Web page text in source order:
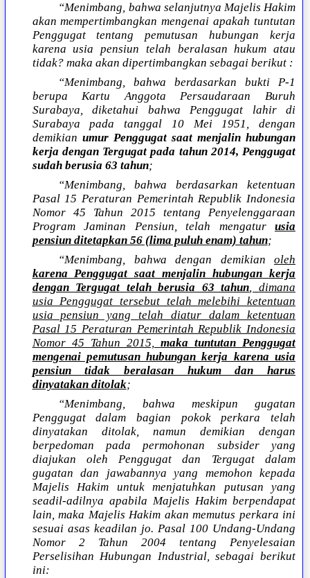
“Menimbang, bahwa selanjutnya Majelis Hakim
akan mempertimbangkan mengenai apakah tuntutan
Penggugat tentang pemutusan hubungan kerja
karena usia pensiun telah beralasan hukum atau
tidak? maka akan dipertimbangkan sebagai berikut :
“Menimbang, bahwa berdasarkan bukti P-1
berupa Kartu Anggota Persaudaraan Buruh
Surabaya, diketahui bahwa Penggugat lahir di
Surabaya pada tanggal 10 Mei 1951, dengan
demikian umur Penggugat saat menjalin hubungan
kerja dengan Tergugat pada tahun 2014, Penggugat
sudah berusia 63 tahun;
“Menimbang, bahwa berdasarkan ketentuan
Pasal 15 Peraturan Pemerintah Republik Indonesia
Nomor 45 Tahun 2015 tentang Penyelenggaraan
Program Jaminan Pensiun, telah mengatur usia
pensiun ditetapkan 56 (lima puluh enam) tahun;
“Menimbang, bahwa dengan demikian oleh
karena Penggugat saat menjalin hubungan kerja
dengan Tergugat telah berusia 63 tahun, dimana
usia Penggugat tersebut telah melebihi ketentuan
usia pensiun yang telah diatur dalam ketentuan
Pasal 15 Peraturan Pemerintah Republik Indonesia
Nomor 45 Tahun 2015, maka tuntutan Penggugat
mengenai pemutusan hubungan kerja karena usia
pensiun tidak beralasan hukum dan harus
dinyatakan ditolak;
“Menimbang, bahwa meskipun gugatan
Penggugat dalam bagian pokok perkara telah
dinyatakan ditolak, namun demikian dengan
berpedoman pada permohonan subsider yang
diajukan oleh Penggugat dan Tergugat dalam
gugatan dan jawabannya yang memohon kepada
Majelis Hakim untuk menjatuhkan putusan yang
seadil-adilnya apabila Majelis Hakim berpendapat
lain, maka Majelis Hakim akan memutus perkara ini
sesuai asas keadilan jo. Pasal 100 Undang-Undang
Nomor 2 Tahun 2004 tentang Penyelesaian
Perselisihan Hubungan Industrial, sebagai berikut
ini: